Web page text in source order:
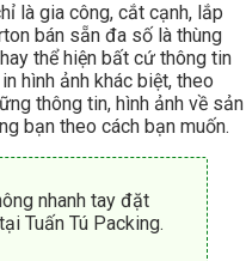
là gia công, cắt cạnh, lắp
bán sẵn đa số là thùng
thể hiện bất cứ thông tin
hình ảnh khác biệt, theo
thông tin, hình ảnh về sản
bạn theo cách bạn muốn.
nhanh tay đặt
Tuấn Tú Packing.